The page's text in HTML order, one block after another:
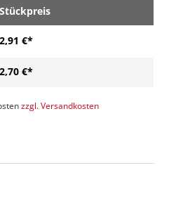
Stückpreis
2,91 €*
2,70 €*
zzgl. Versandkosten